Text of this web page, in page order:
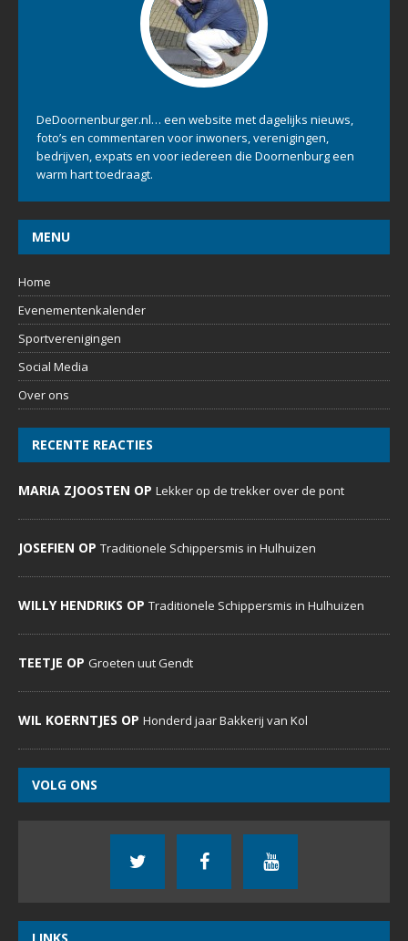
DeDoornenburger.nl… een website met dagelijks nieuws,
foto’s en commentaren voor inwoners, verenigingen,
bedrijven, expats en voor iedereen die Doornenburg een
warm hart toedraagt.
MENU
Home
Evenementenkalender
Sportverenigingen
Social Media
Over ons
RECENTE REACTIES
MARIA ZJOOSTEN OP Lekker op de trekker over de pont
JOSEFIEN OP Traditionele Schippersmis in Hulhuizen
WILLY HENDRIKS OP Traditionele Schippersmis in Hulhuizen
TEETJE OP Groeten uut Gendt
WIL KOERNTJES OP Honderd jaar Bakkerij van Kol
VOLG ONS